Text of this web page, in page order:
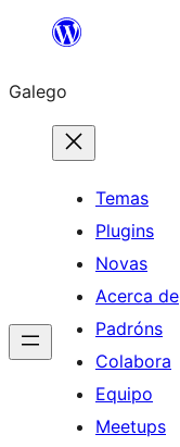
Saltar
contido
Galego
Temas
Plugins
Novas
Acerca de
Padróns
Colabora
Equipo
Meetups